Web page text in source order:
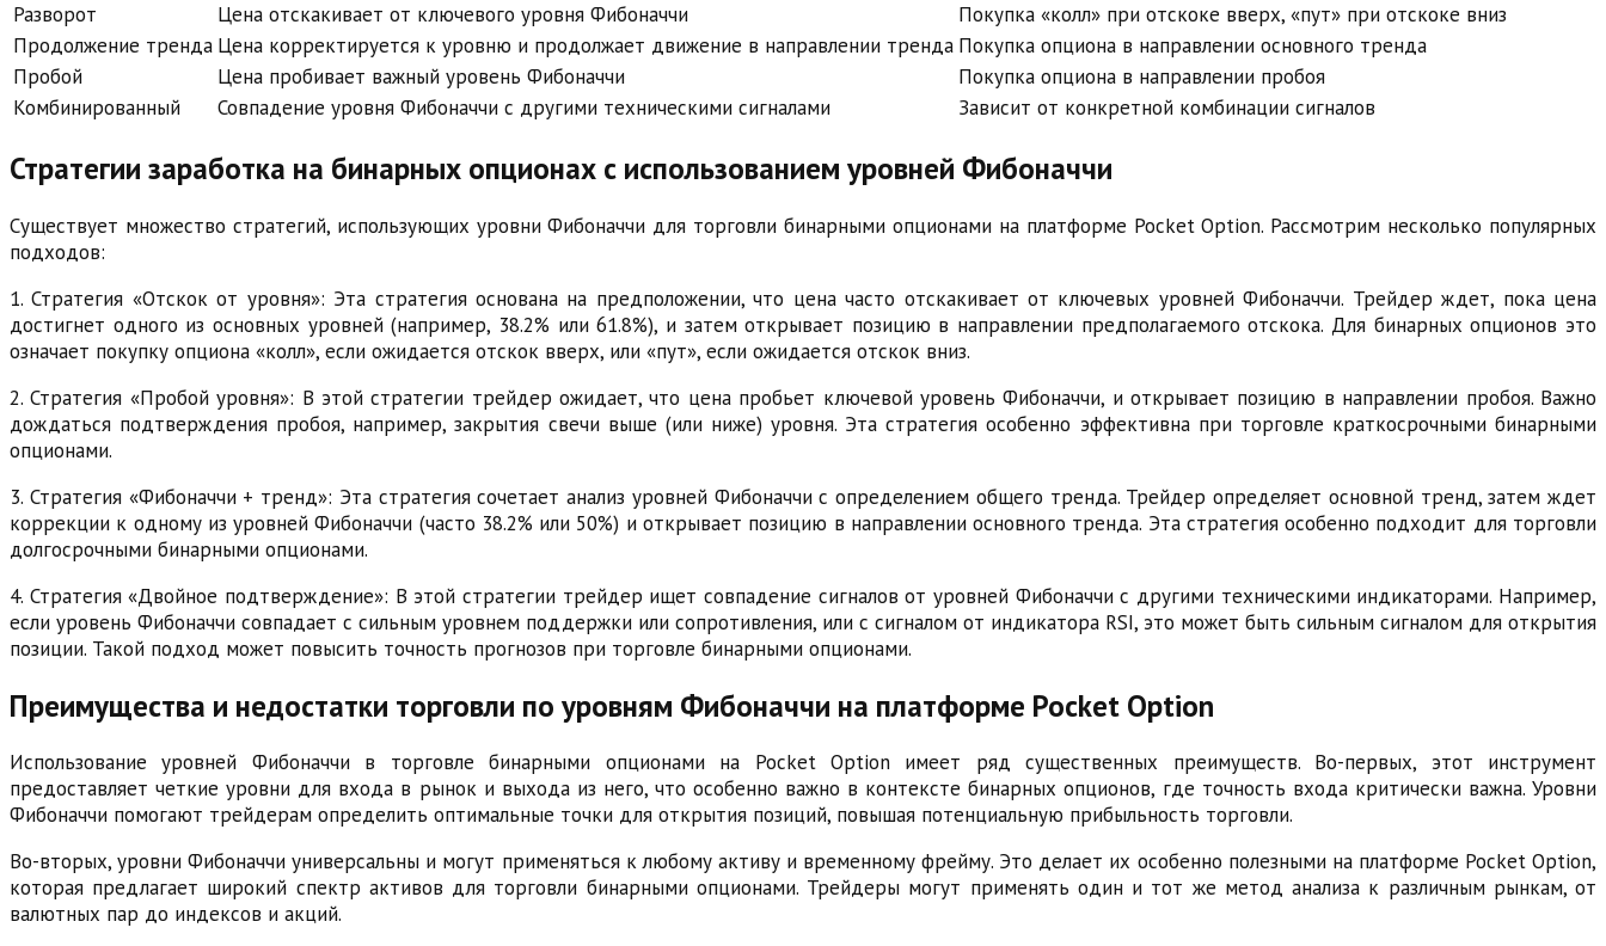
Разворот
Цена отскакивает от ключевого уровня Фибоначчи
Покупка «колл» при отскоке вверх, «пут» при отскоке вниз
Продолжение тренда Цена корректируется к уровню и продолжает движение в направлении тренда Покупка опциона в направлении основного тренда
Пробой
Цена пробивает важный уровень Фибоначчи
Покупка опциона в направлении пробоя
Комбинированный
Совпадение уровня Фибоначчи с другими техническими сигналами Зависит от конкретной комбинации сигналов
Стратегии заработка на бинарных опционах с использованием уровней Фибоначчи
Существует множество стратегий, использующих уровни Фибоначчи для торговли бинарными опционами на платформе Pocket Option. Рассмотрим несколько популярных
подходов:
1. Стратегия «Отскок от уровня»: Эта стратегия основана на предположении, что цена часто отскакивает от ключевых уровней Фибоначчи. Трейдер ждет, пока цена
достигнет одного из основных уровней (например, 38.2% или 61.8%), и затем открывает позицию в направлении предполагаемого отскока. Для бинарных опционов это
означает покупку опциона «колл», если ожидается отскок вверх, или «пут», если ожидается отскок вниз.
2. Стратегия «Пробой уровня»: В этой стратегии трейдер ожидает, что цена пробьет ключевой уровень Фибоначчи, и открывает позицию в направлении пробоя. Важно
дождаться подтверждения пробоя, например, закрытия свечи выше (или ниже) уровня. Эта стратегия особенно эффективна при торговле краткосрочными бинарными
опционами.
3. Стратегия «Фибоначчи + тренд»: Эта стратегия сочетает анализ уровней Фибоначчи с определением общего тренда. Трейдер определяет основной тренд, затем ждет
коррекции к одному из уровней Фибоначчи (часто 38.2% или 50%) и открывает позицию в направлении основного тренда. Эта стратегия особенно подходит для торговли
долгосрочными бинарными опционами.
4. Стратегия «Двойное подтверждение»: В этой стратегии трейдер ищет совпадение сигналов от уровней Фибоначчи с другими техническими индикаторами. Например,
если уровень Фибоначчи совпадает с сильным уровнем поддержки или сопротивления, или с сигналом от индикатора RSI, это может быть сильным сигналом для открытия
позиции. Такой подход может повысить точность прогнозов при торговле бинарными опционами.
Преимущества и недостатки торговли по уровням Фибоначчи на платформе Pocket Option
Использование уровней Фибоначчи в торговле бинарными опционами на Pocket Option имеет ряд существенных преимуществ. Во-первых, этот инструмент
предоставляет четкие уровни для входа в рынок и выхода из него, что особенно важно в контексте бинарных опционов, где точность входа критически важна. Уровни
Фибоначчи помогают трейдерам определить оптимальные точки для открытия позиций, повышая потенциальную прибыльность торговли.
Во-вторых, уровни Фибоначчи универсальны и могут применяться к любому активу и временному фрейму. Это делает их особенно полезными на платформе Pocket Option,
которая предлагает широкий спектр активов для торговли бинарными опционами. Трейдеры могут применять один и тот же метод анализа к различным рынкам, от
валютных пар до индексов и акций.